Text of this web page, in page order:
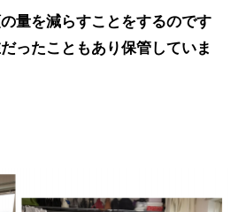
量を減らすことをするのです
ったこともあり保管していま